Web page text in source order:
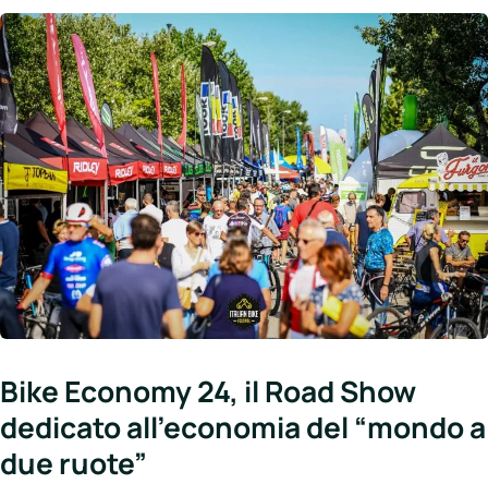
Bike Economy 24, il Road Show
dedicato all’economia del “mondo a
due ruote”